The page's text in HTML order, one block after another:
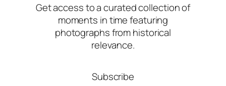
Get access to a curated collection of
moments in time featuring
photographs from historical
relevance.
Subscribe